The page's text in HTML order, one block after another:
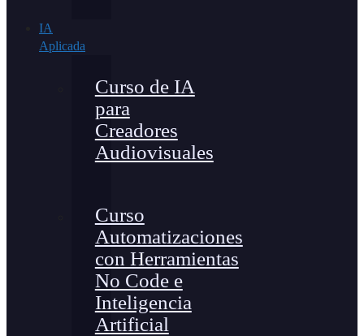
IA
Aplicada
Curso de IA
para
Creadores
Audiovisuales
Curso
Automatizaciones
con Herramientas
No Code e
Inteligencia
Artificial